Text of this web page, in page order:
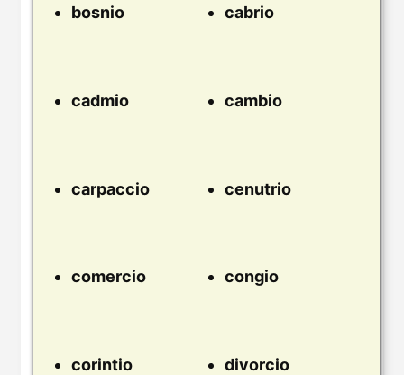
bosnio cabrio
cadmio cambio
carpaccio cenutrio
comercio congio
corintio divorcio